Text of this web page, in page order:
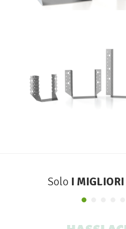
Scarpe
ROTHOBLAAS
Solo I MIGLIORI